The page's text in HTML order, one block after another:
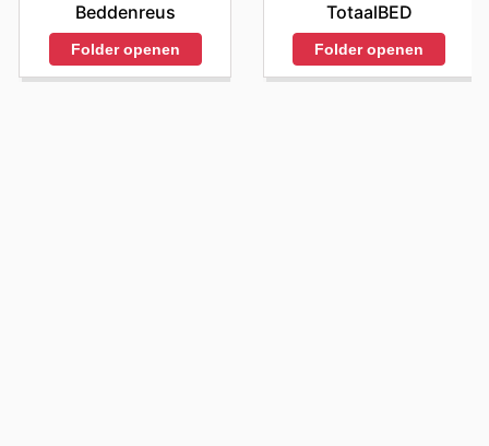
Beddenreus
Folder openen
TotaalBED
Folder openen